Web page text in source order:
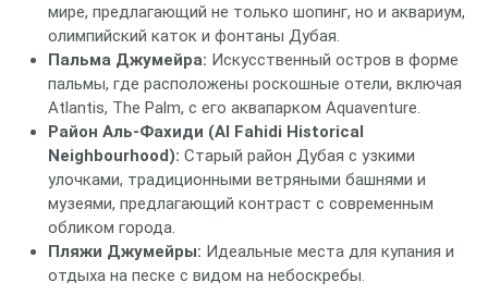
мире, предлагающий не только шопинг, но и аквариум,
олимпийский каток и фонтаны Дубая.
Пальма Джумейра: Искусственный остров в форме
пальмы, где расположены роскошные отели, включая
Atlantis, The Palm, с его аквапарком Aquaventure.
Район Аль-Фахиди (Al Fahidi Historical
Neighbourhood): Старый район Дубая с узкими
улочками, традиционными ветряными башнями и
музеями, предлагающий контраст с современным
обликом города.
Пляжи Джумейры: Идеальные места для купания и
отдыха на песке с видом на небоскребы.